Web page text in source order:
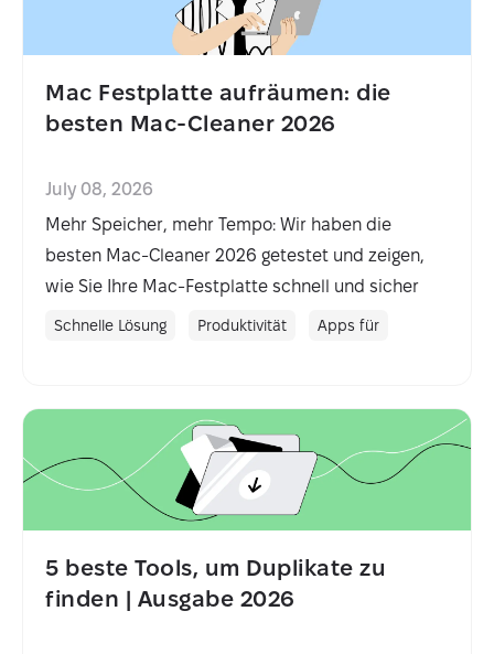
Mac Festplatte aufräumen: die
besten Mac-Cleaner 2026
July 08, 2026
Mehr Speicher, mehr Tempo: Wir haben die
besten Mac-Cleaner 2026 getestet und zeigen,
wie Sie Ihre Mac-Festplatte schnell und sicher
aufräumen.
Schnelle Lösung Produktivität Apps für
5 beste Tools, um Duplikate zu
finden | Ausgabe 2026